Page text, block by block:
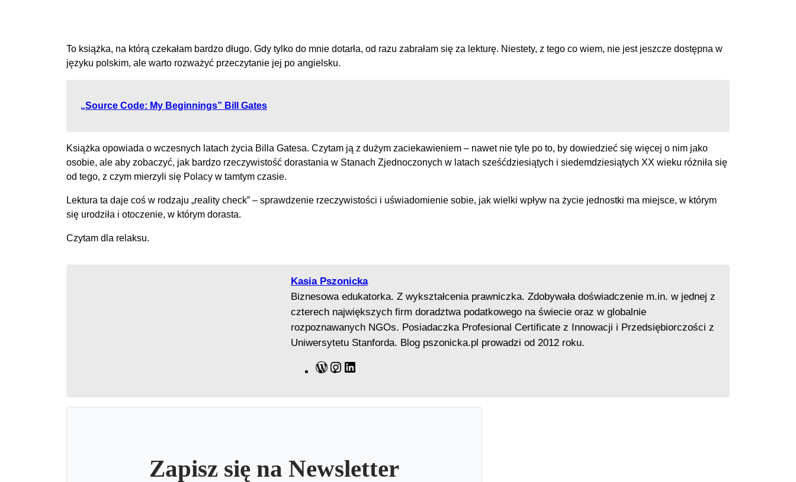
To książka, na którą czekałam bardzo długo. Gdy tylko do mnie dotarła, od razu zabrałam się za lekturę. Niestety, z tego co wiem, nie jest jeszcze dostępna w
języku polskim, ale warto rozważyć przeczytanie jej po angielsku.
„Source Code: My Beginnings” Bill Gates
Książka opowiada o wczesnych latach życia Billa Gatesa. Czytam ją z dużym zaciekawieniem – nawet nie tyle po to, by dowiedzieć się więcej o nim jako
osobie, ale aby zobaczyć, jak bardzo rzeczywistość dorastania w Stanach Zjednoczonych w latach sześćdziesiątych i siedemdziesiątych XX wieku różniła się
od tego, z czym mierzyli się Polacy w tamtym czasie.
Lektura ta daje coś w rodzaju „reality check” – sprawdzenie rzeczywistości i uświadomienie sobie, jak wielki wpływ na życie jednostki ma miejsce, w którym
się urodziła i otoczenie, w którym dorasta.
Czytam dla relaksu.
Kasia Pszonicka
Biznesowa edukatorka. Z wykształcenia prawniczka. Zdobywała doświadczenie m.in. w jednej z
czterech największych firm doradztwa podatkowego na świecie oraz w globalnie
rozpoznawanych NGOs. Posiadaczka Profesional Certificate z Innowacji i Przedsiębiorczości z
Uniwersytetu Stanforda. Blog pszonicka.pl prowadzi od 2012 roku.
W
d
s
s
t
a
m
k
n
Zapisz się na Newsletter